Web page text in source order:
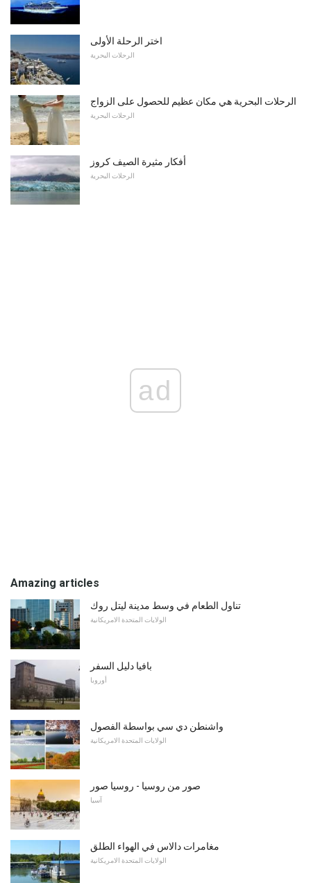
اختر الرحلة الأولى
الرحلات البحرية
الرحلات البحرية هي مكان عظيم للحصول على الزواج
الرحلات البحرية
أفكار مثيرة الصيف كروز
الرحلات البحرية
ad
Amazing articles
تناول الطعام في وسط مدينة ليتل روك
الولايات المتحدة الامريكانية
بافيا دليل السفر
أوروبا
واشنطن دي سي بواسطة الفصول
الولايات المتحدة الامريكانية
صور من روسيا - روسيا صور
آسيا
مغامرات دالاس في الهواء الطلق
الولايات المتحدة الامريكانية